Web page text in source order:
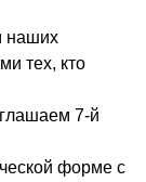
наших
тех, кто
7-й
форме с